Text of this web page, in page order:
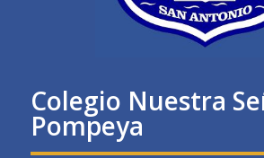
Colegio Nuestra
Pompeya